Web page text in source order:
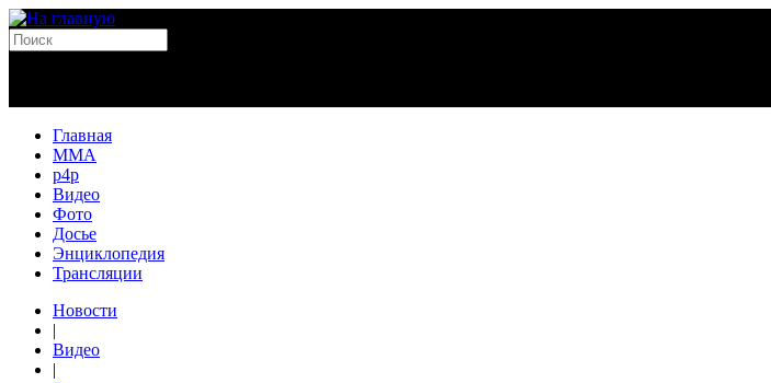
Главная
MMA
p4p
Видео
Фото
Досье
Энциклопедия
Трансляции
Новости
|
Видео
|